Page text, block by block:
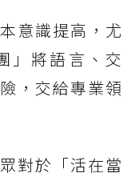
意識提高，尤
」將語言、交
，交給專業領
對於「活在當